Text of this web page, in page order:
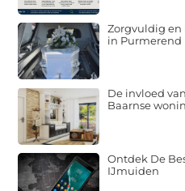
Zorgvuldig en
in Purmerend
De invloed
Baarnse
Ontdek De
IJmuiden